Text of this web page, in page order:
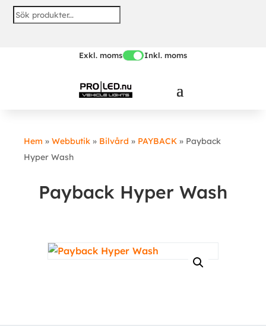
Skip
Exkl. moms Inkl. moms
Hem » Webbutik » Bilvård » PAYBACK » Payback
Hyper Wash
Payback Hyper Wash